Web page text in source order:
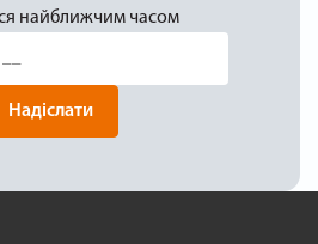
найближчим часом
Надіслати